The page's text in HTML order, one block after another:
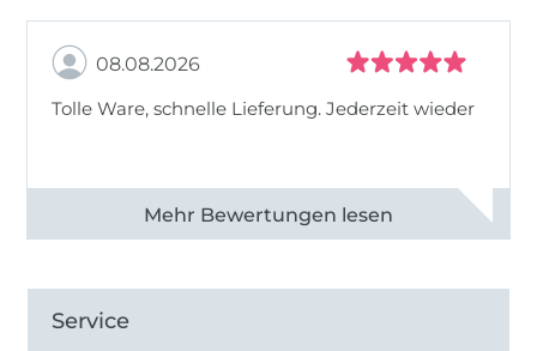
08.08.2026
Tolle Ware, schnelle Lieferung. Jederzeit wieder
Alle 83013 Bewertungen ansehen
Service